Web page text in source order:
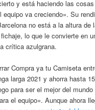
y está haciendo las
equipo va creciendo». Su
no está a la altura de
lo que le convierte en
crítica azulgrana.
Compra ya tu Camiseta
larga 2021 y ahorra hasta
para ser el mejor del
el equipo». Aunque ahora